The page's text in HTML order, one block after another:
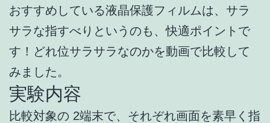
おすすめしている液晶保護フィルムは、サラ
サラな指すべりというのも、快適ポイントで
す！どれ位サラサラなのかを動画で比較して
みました。
実験内容
比較対象の 2端末で、それぞれ画面を素早く指